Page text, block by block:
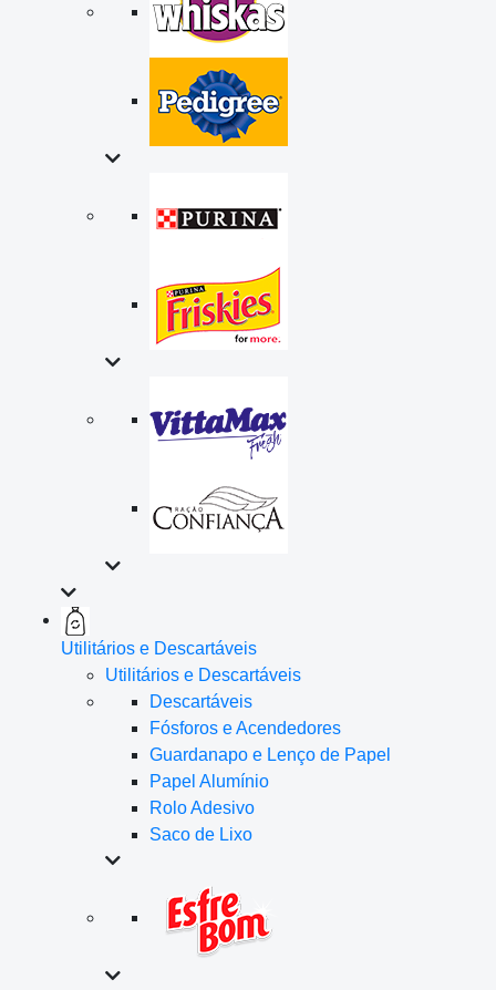
Utilitários e Descartáveis
Utilitários e Descartáveis
Descartáveis
Fósforos e Acendedores
Guardanapo e Lenço de Papel
Papel Alumínio
Rolo Adesivo
Saco de Lixo